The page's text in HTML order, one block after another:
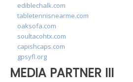
ediblechalk.com
tabletennisnearme.com
oaksofa.com
soultacohtx.com
capishcaps.com
gpsyfl.org
MEDIA PARTNER III